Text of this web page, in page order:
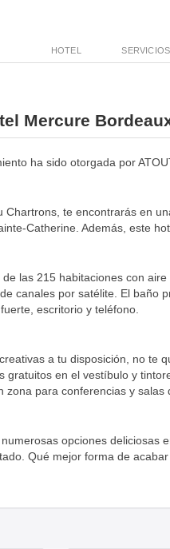
HOTEL SERVICIOS
Mercure
ha sido otorgada por
te encontrarás en
Catherine. Además, este
las 215 habitaciones con
canales por satélite. El
escritorio y teléfono.
a tu disposición, no
gratuitos en el vestíbulo y
para conferencias y
opciones
Qué mejor forma de